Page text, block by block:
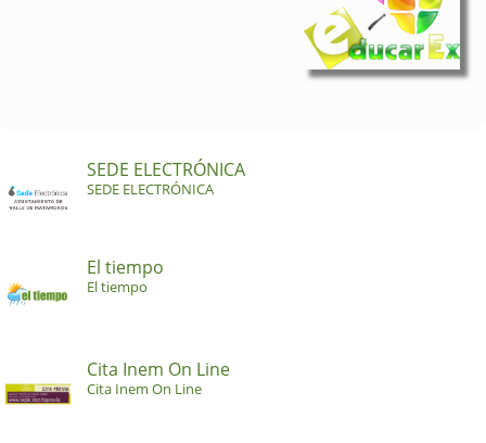
SEDE ELECTRÓNICA
SEDE ELECTRÓNICA
El tiempo
El tiempo
Cita Inem On Line
Cita Inem On Line